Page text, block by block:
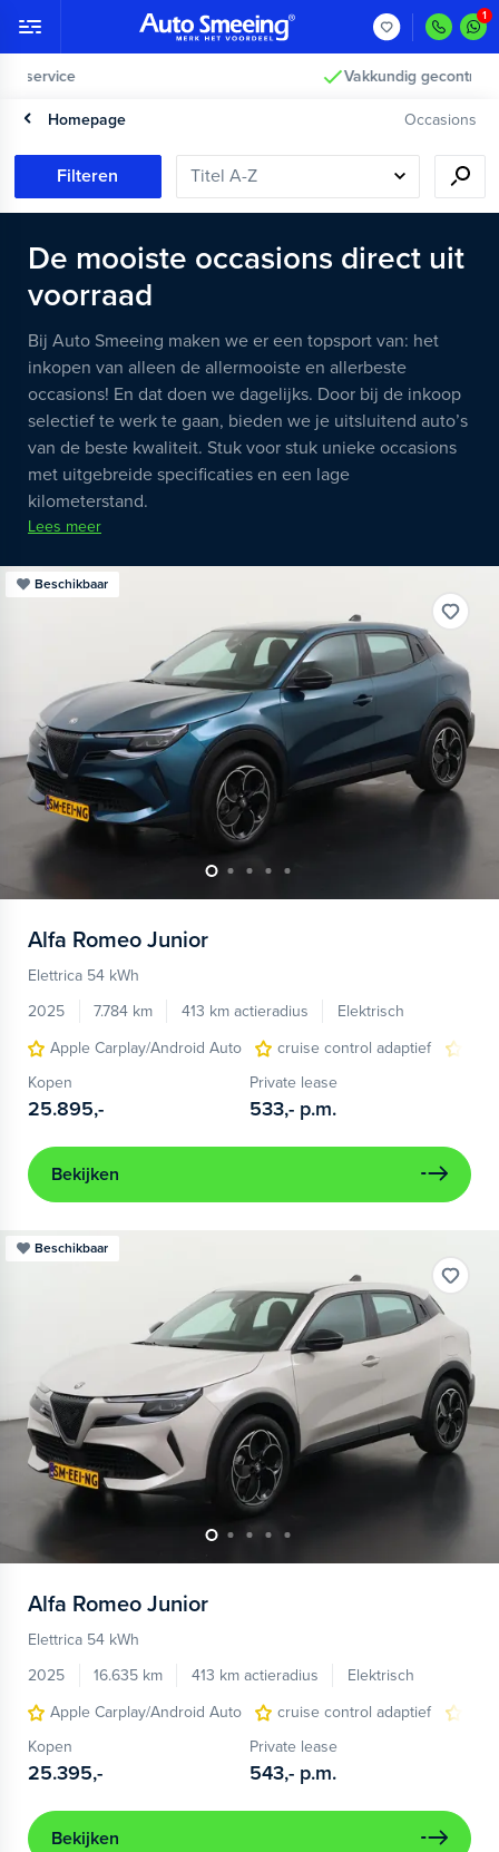
Vakkundig gecontroleerd >
Homepage Occasions
Filteren
De mooiste occasions direct uit
voorraad
Bij Auto Smeeing maken we er een topsport van: het
inkopen van alleen de allermooiste en allerbeste
occasions! En dat doen we dagelijks. Door bij de inkoop
selectief te werk te gaan, bieden we je uitsluitend auto’s
van de beste kwaliteit. Stuk voor stuk unieke occasions
met uitgebreide specificaties en een lage
kilometerstand.
Lees meer
Beschikbaar
Alfa Romeo Junior
Elettrica 54 kWh
2025
7.784 km 413 km actieradius
Elektrisch
Apple Carplay/Android Auto
cruise control adaptief
Kopen
25.895,-
Private lease
533,- p.m.
Bekijken
Beschikbaar
Alfa Romeo Junior
Elettrica 54 kWh
2025
16.635 km 413 km actieradius
Elektrisch
Apple Carplay/Android Auto
cruise control adaptief
Kopen
25.395,-
Private lease
543,- p.m.
Bekijken